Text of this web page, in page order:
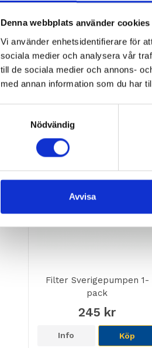
Denna webbplats använder cookies
Vi använder enhetsidentifierare för
sociala medier och analysera vår
till de sociala medier och annons-
med annan information som du har
Nödvändig
Avvisa
Filter Sverigepumpen 1-
pack
245 kr
Info Köp